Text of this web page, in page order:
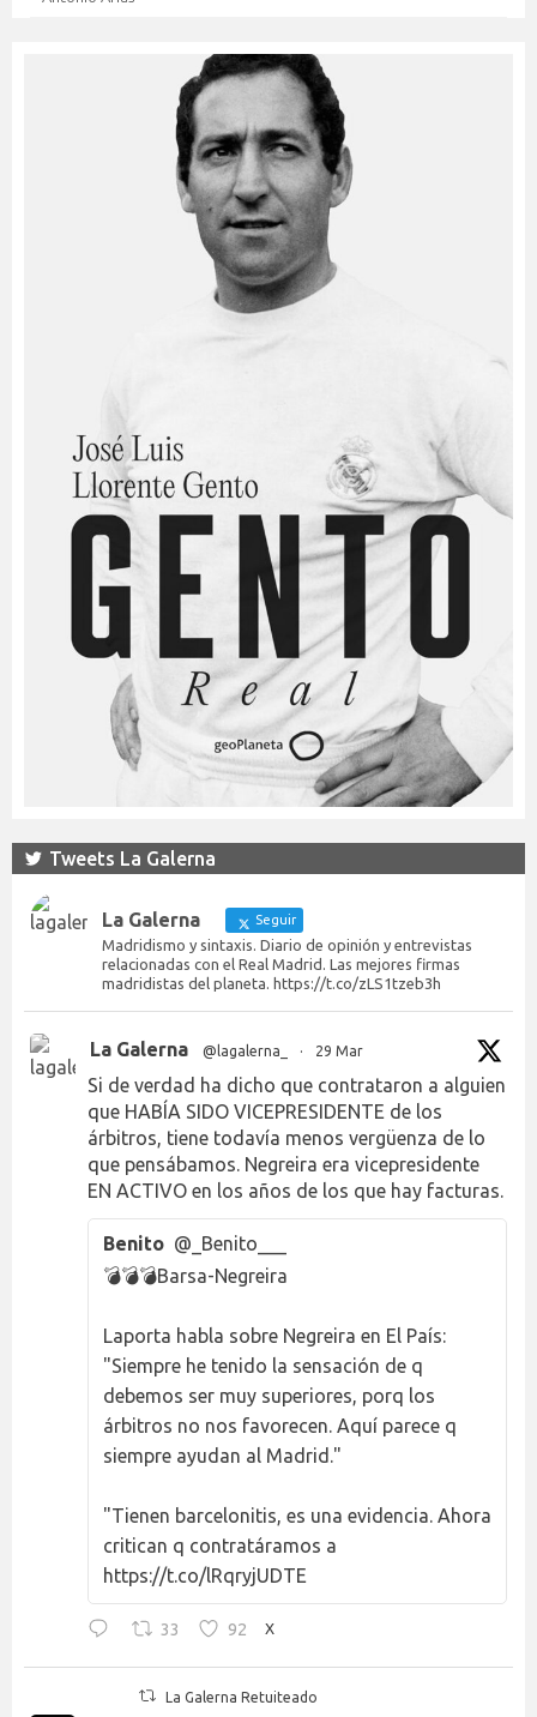
Tweets La Galerna
La Galerna Seguir
Madridismo y sintaxis. Diario de opinión y entrevistas
relacionadas con el Real Madrid. Las mejores firmas
madridistas del planeta. https://t.co/zLS1tzeb3h
La Galerna @lagalerna_ · 29 Mar
Si de verdad ha dicho que contrataron a alguien
que HABÍA SIDO VICEPRESIDENTE de los
árbitros, tiene todavía menos vergüenza de lo
que pensábamos. Negreira era vicepresidente
EN ACTIVO en los años de los que hay facturas.
Benito @_Benito___
💣💣💣Barsa-Negreira
Laporta habla sobre Negreira en El País:
"Siempre he tenido la sensación de q
debemos ser muy superiores, porq los
árbitros no nos favorecen. Aquí parece q
siempre ayudan al Madrid."
"Tienen barcelonitis, es una evidencia. Ahora
critican q contratáramos a
https://t.co/lRqryjUDTE
33 92 X
La Galerna Retuiteado